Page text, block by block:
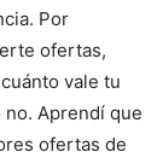
Por
ofertas,
vale tu
Aprendí que
ofertas de